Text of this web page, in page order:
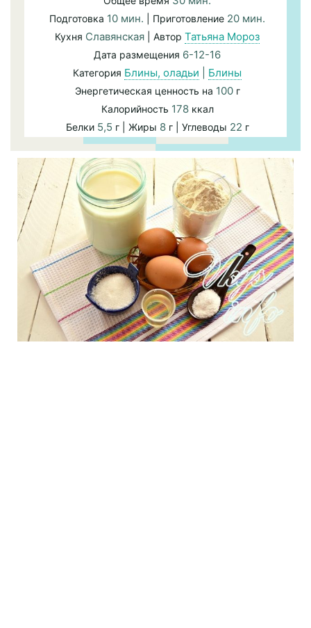
Подготовка 10 мин. | Приготовление 20 мин.
Кухня Славянская | Автор Татьяна Мороз
Дата размещения 6-12-16
Категория Блины, оладьи Блины
Энергетическая ценность на 100г
Калорийность 178ккал
Белки 5,5 г | Жиры 8г | Углеводы 22 г